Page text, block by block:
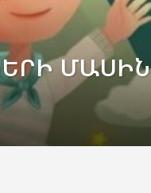
ՄԱՍԻՆ